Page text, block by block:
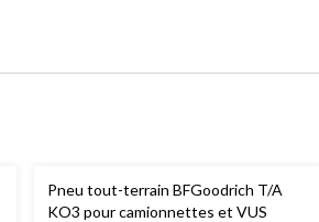
Pneu tout-terrain BFGoodrich T/A
KO3 pour camionnettes et VUS